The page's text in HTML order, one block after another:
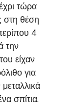
τώρα
στη θέση
4
την
είχαν
για
σπίτια.